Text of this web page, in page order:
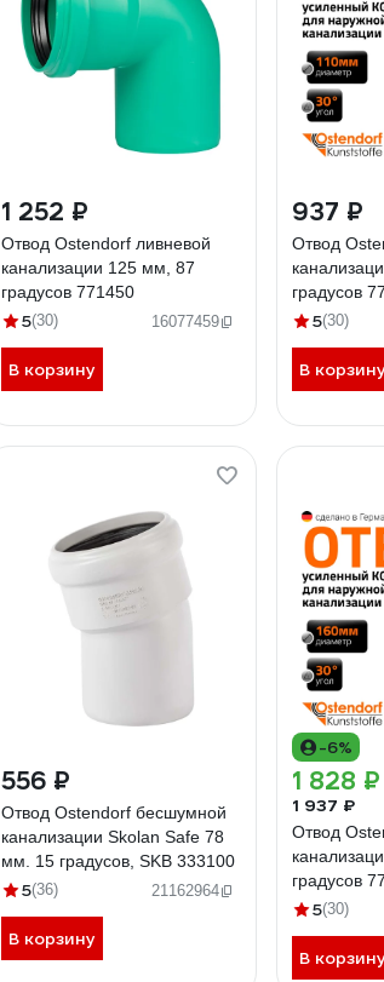
1 252 ₽
Отвод Ostendorf ливневой
канализации 125 мм, 87
градусов 771450
5(30) 16077459
В корзину
937 ₽
Отвод
градусов
5(30)
В корзину
556 ₽
Отвод Ostendorf бесшумной
канализации Skolan Safe 78
мм. 15 градусов, SKB 333100
5(36) 21162964
В корзину
-6%
1 828 ₽
1 937 ₽
Отвод
градусов
5(30)
В корзину